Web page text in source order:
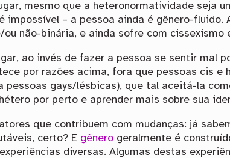
mesmo que a heteronormatividade seja
impossível – a pessoa ainda é gênero-
ou não-binária, e ainda sofre com cissexismo
ao invés de fazer a pessoa se sentir mal
por razões acima, fora que pessoas cis e
pessoas gays/lésbicas), que tal aceitá-la
por perto e aprender mais sobre sua
que contribuem com mudanças: já
certo? E gênero geralmente é
diversas. Algumas destas